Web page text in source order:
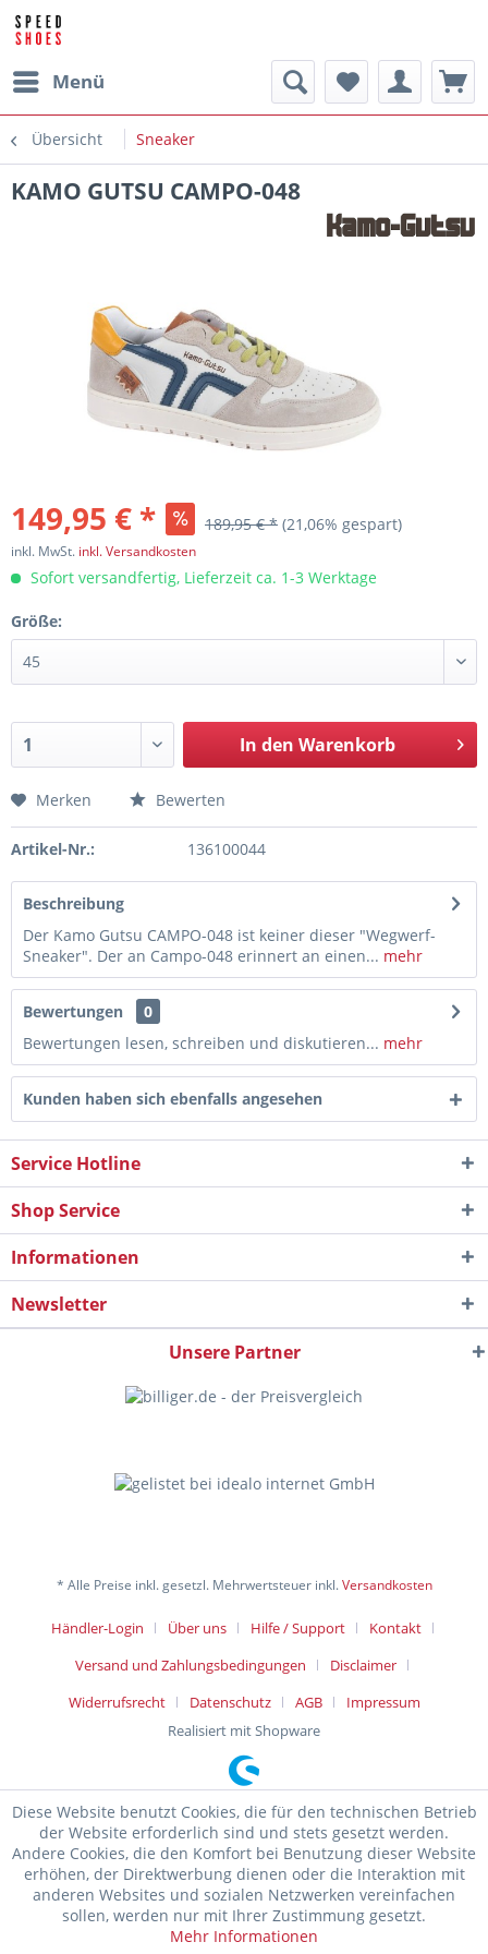
Menü
Übersicht Sneaker
KAMO GUTSU CAMPO-048
149,95 € * 189,95 € * (21,06% gespart)
inkl. MwSt. inkl. Versandkosten
Sofort versandfertig, Lieferzeit ca. 1-3 Werktage
Größe:
In den Warenkorb
Merken Bewerten
Artikel-Nr.: 136100044
Beschreibung
Der Kamo Gutsu CAMPO-048 ist keiner dieser "Wegwerf-
Sneaker". Der an Campo-048 erinnert an einen... mehr
Bewertungen
0
Bewertungen lesen, schreiben und diskutieren... mehr
Kunden haben sich ebenfalls angesehen
Service Hotline
Shop Service
Informationen
Newsletter
Unsere Partner
* Alle Preise inkl. gesetzl. Mehrwertsteuer inkl.Versandkosten
Händler-Login Über uns Hilfe / Support
Kontakt
Versand und Zahlungsbedingungen
Disclaimer
Widerrufsrecht
Datenschutz AGB
Impressum
Realisiert mit Shopware
Diese Website benutzt Cookies, die für den technischen Betrieb
der Website erforderlich sind und stets gesetzt werden.
Andere Cookies, die den Komfort bei Benutzung dieser Website
erhöhen, der Direktwerbung dienen oder die Interaktion mit
anderen Websites und sozialen Netzwerken vereinfachen
sollen, werden nur mit Ihrer Zustimmung gesetzt.
Mehr Informationen